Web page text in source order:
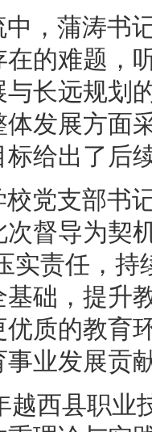
，蒲涛书
的难题，
长远规划
发展方面
给出了后
党支部书
督导为契
实责任，
础，提升
质的教育
业发展贡
越西县职业